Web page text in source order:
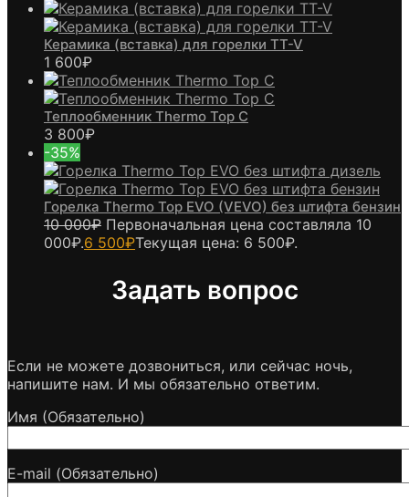
Керамика (вставка) для горелки TT-V
1 600₽
Теплообменник Thermo Top C
3 800₽
-35%
Горелка Thermo Top EVO (VEVO) без штифта бензин
10 000₽ Первоначальная цена составляла 10
000₽.6 500₽Текущая цена: 6 500₽.
Задать вопрос
Если не можете дозвониться, или сейчас ночь,
напишите нам. И мы обязательно ответим.
Имя (Обязательно)
E-mail (Обязательно)